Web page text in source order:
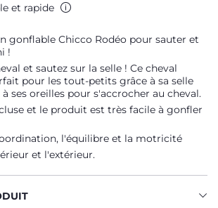
et rapide
gonflable Chicco Rodéo pour sauter et
!
et sautez sur la selle ! Ce cheval
pour les tout-petits grâce à sa selle
ses oreilles pour s'accrocher au cheval.
et le produit est très facile à gonfler
l'équilibre et la motricité
et l'extérieur.